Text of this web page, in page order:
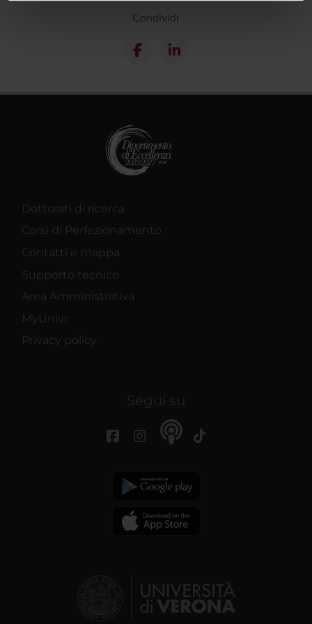
nostri partner che si occupano di analisi dei dati web,
con altre informazioni che hai fornito loro o che hanno
Condividi
Dottorati di ricerca
Corsi di Perfezionamento
Contatti e mappa
Supporto tecnico
Area Amministrativa
MyUnivr
Privacy policy
Segui su